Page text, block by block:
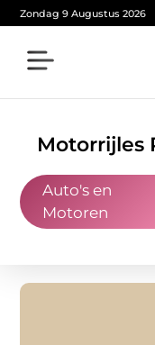
Zondag 9 Augustus 2026
Motorrijles
Auto's en
Motoren